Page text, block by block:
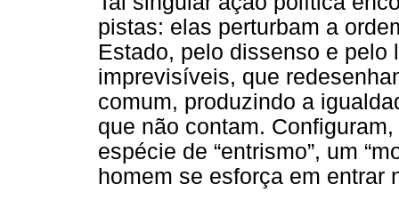
pistas: elas perturbam a
Estado, pelo dissenso e
imprevisíveis, que
comum, produzindo a
que não contam.
espécie de “entrismo”, um
homem se esforça em entrar